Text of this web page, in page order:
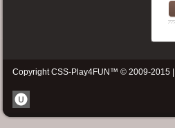
Copyright CSS-Play4FUN™ © 2009-2015 ||